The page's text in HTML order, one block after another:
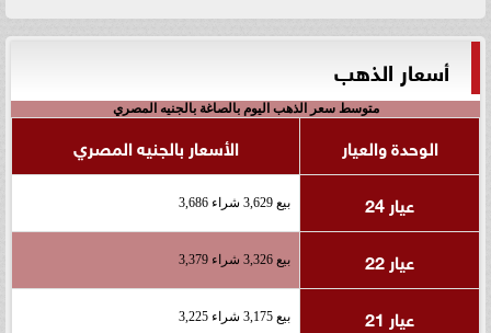
أسعار الذهب
متوسط سعر الذهب اليوم بالصاغة بالجنيه المصري
الوحدة والعيار
الأسعار بالجنيه المصري
عيار 24
بيع 3,629 شراء 3,686
عيار 22 بيع 3,326 شراء 3,379
عيار 21 بيع 3,175 شراء 3,225